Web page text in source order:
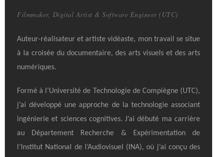
Filmmaker, Digital Artist & Software Engineer (UTC)
Auteur-réalisateur et artiste vidéaste, mon travail se situe
à la croisée du documentaire, des arts visuels et des arts
numériques.
Formé à l’Université de Technologie de Compiègne (UTC),
j’ai développé une approche de la technologie associant
ingénierie et sciences cognitives. J’ai débuté ma carrière
au Département Recherche & Expérimentation de
l’Institut National de l’Audiovisuel (INA), où j’ai conçu des